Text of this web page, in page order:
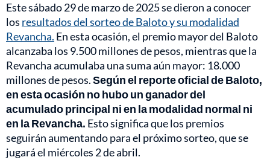
Este sábado 29 de marzo de 2025 se dieron a conocer
los resultados del sorteo de Baloto y su modalidad
Revancha. En esta ocasión, el premio mayor del Baloto
alcanzaba los 9.500 millones de pesos, mientras que la
Revancha acumulaba una suma aún mayor: 18.000
millones de pesos.Según el reporte oficial de Baloto,
en esta ocasión no hubo un ganador del
acumulado principal ni en la modalidad normal ni
en la Revancha. Esto significa que los premios
seguirán aumentando para el próximo sorteo, que se
jugará el miércoles 2 de abril.